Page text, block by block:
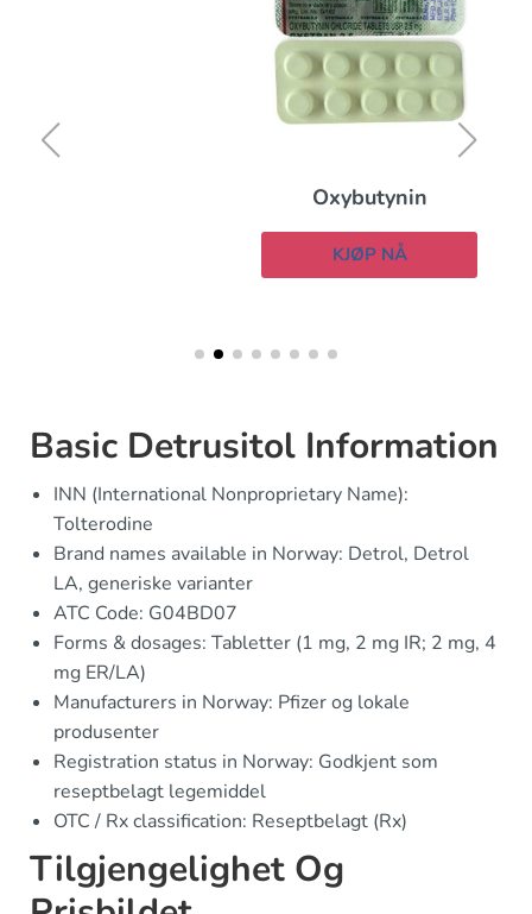
Oxybutynin
Basic Detrusitol Information
INN (International Nonproprietary Name):
Tolterodine
Brand names available in Norway: Detrol, Detrol
LA, generiske varianter
ATC Code: G04BD07
Forms & dosages: Tabletter (1 mg, 2 mg IR; 2 mg, 4
mg ER/LA)
Manufacturers in Norway: Pfizer og lokale
produsenter
Registration status in Norway: Godkjent som
reseptbelagt legemiddel
OTC / Rx classification: Reseptbelagt (Rx)
Tilgjengelighet Og